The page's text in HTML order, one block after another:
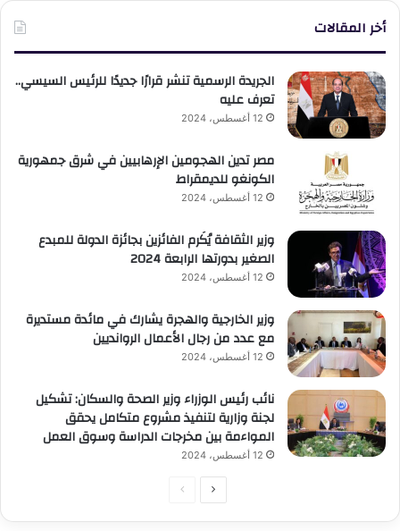
أخر المقالات
الجريدة الرسمية تنشر قرارًا جديدًا للرئيس السيسي..
تعرف عليه
12 أغسطس، 2024
مصر تدين الهجومين الإرهابيين في شرق جمهورية
الكونغو للديمقراط
12 أغسطس، 2024
وزير الثقافة يُكَرم الفائزين بجائزة الدولة للمبدع
الصغير بدورتها الرابعة 2024
12 أغسطس، 2024
وزير الخارجية والهجرة يشارك في مائدة مستديرة
مع عدد من رجال الأعمال الروانديين
12 أغسطس، 2024
نائب رئيس الوزراء وزير الصحة والسكان: تشكيل
لجنة وزارية لتنفيذ مشروع متكامل يحقق
المواءمة بين مخرجات الدراسة وسوق العمل
12 أغسطس، 2024
الصفحةالصفحة